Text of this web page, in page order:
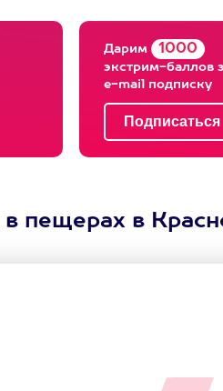
Дарим 1000
экстрим-баллов
e-mail подписку
пещерах в